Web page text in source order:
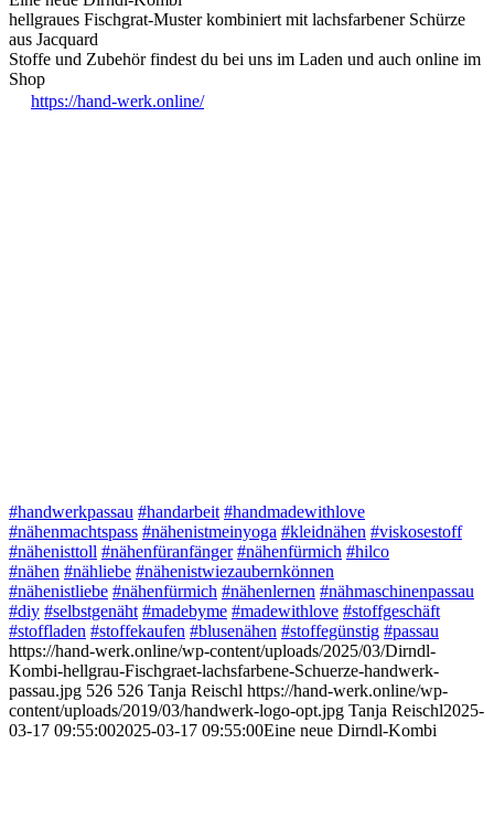
hellgraues Fischgrat-Muster kombiniert mit lachsfarbener Schürze
aus Jacquard
Stoffe und Zubehör findest du bei uns im Laden und auch online im
Shop
https://hand-werk.online/
#handwerkpassau #handarbeit #handmadewithlove
#nähenmachtspass #nähenistmeinyoga #kleidnähen #viskosestoff
#nähenisttoll #nähenfüranfänger #nähenfürmich #hilco
#nähen #nähliebe #nähenistwiezaubernkönnen
#nähenistliebe #nähenfürmich #nähenlernen #nähmaschinenpassau
#diy #selbstgenäht #madebyme #madewithlove #stoffgeschäft
#stoffladen #stoffekaufen #blusenähen #stoffegünstig #passau
https://hand-werk.online/wp-content/uploads/2025/03/Dirndl-
Kombi-hellgrau-Fischgraet-lachsfarbene-Schuerze-handwerk-
passau.jpg 526 526 Tanja Reischl https://hand-werk.online/wp-
content/uploads/2019/03/handwerk-logo-opt.jpg Tanja Reischl2025-
03-17 09:55:002025-03-17 09:55:00Eine neue Dirndl-Kombi